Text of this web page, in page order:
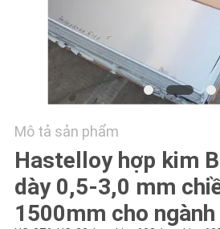
TRƯỜNG
COMPANY
NEWS
SƠ
Mô tả sản phẩm
Hastelloy hợp kim
dày 0,5-3,0 mm
1500mm cho